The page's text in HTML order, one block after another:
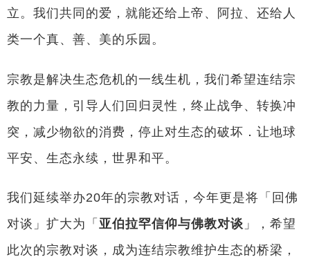
立。我们共同的爱，就能还给上帝、阿拉、还给人
类一个真、善、美的乐园。
宗教是解决生态危机的一线生机，我们希望连结宗
教的力量，引导人们回归灵性，终止战争、转换冲
突，减少物欲的消费，停止对生态的破坏．让地球
平安、生态永续，世界和平。
我们延续举办20年的宗教对话，今年更是将「回佛
对谈」扩大为「 亚伯拉罕信仰与佛教对谈 」，希望
此次的宗教对谈，成为连结宗教维护生态的桥梁，